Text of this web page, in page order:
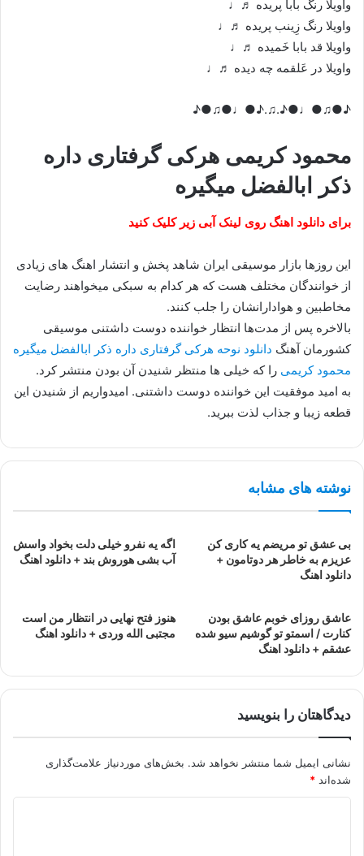
‌واویلا رنگ بابا پریده ♬♩
واویلا رنگ زِینب پریده ♬♩
‌واویلا قد بابا خَمیده ♬♩
‌واویلا در عَلقمه چه دیده ♬♩
♪●♫●♩●♪.♫.♪●♩●♫●♪
محمود کریمی هرکی گرفتاری داره
ذکر ابالفضل میگیره
برای دانلود اهنگ روی لینک آبی زیر کلیک کنید
این روزها بازار موسیقی ایران شاهد پخش و انتشار اهنگ های زیادی
از خوانندگان مختلف هست که هر کدام به سبکی میخواهند رضایت
مخاطبین و هوادارانشان را جلب کنند.
بالاخره پس از مدت‌ها انتظار خواننده دوست داشتنی موسیقی
کشورمان آهنگ دانلود نوحه هرکی گرفتاری داره ذکر ابالفضل میگیره
محمود کریمی را که خیلی ها منتظر شنیدن آن بودن منتشر کرد.
به امید موفقیت این خواننده دوست داشتنی. امیدواریم از شنیدن این
قطعه زیبا و جذاب لذت ببرید.
نوشته های مشابه
بی عشق تو مریضم یه کاری کن
عزیزم به خاطر هر دوتامون +
دانلود اهنگ
اگه یه نفرو خیلی دلت بخواد واسش
آب بشی هوروش بند + دانلود اهنگ
عاشق روزای خوبم عاشق بودن
کنارت / اسمتو تو گوشیم سیو شده
عشقم + دانلود اهنگ
هنوز فتح نهایی در انتظار من است
مجتبی الله وردی + دانلود اهنگ
دیدگاهتان را بنویسید
نشانی ایمیل شما منتشر نخواهد شد. بخش‌های موردنیاز علامت‌گذاری
شده‌اند *